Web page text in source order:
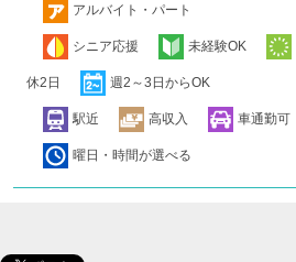
アルバイト・パート
シニア応援 未経験OK
休2日 週2～3日からOK
駅近 高収入 車通勤可
曜日・時間が選べる